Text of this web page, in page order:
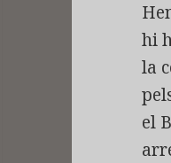
hi
la
el